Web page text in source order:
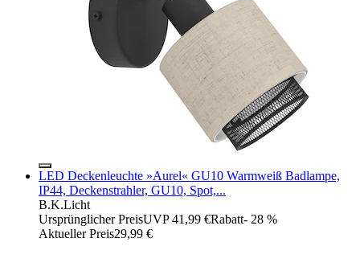
LED Deckenleuchte »Aurel« GU10 Warmweiß Badlampe,
IP44, Deckenstrahler, GU10, Spot,...
B.K.Licht
Ursprünglicher PreisUVP 41,99 €Rabatt- 28 %
Aktueller Preis29,99 €